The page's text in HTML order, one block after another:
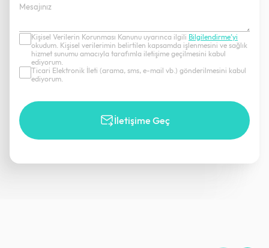
Kişisel Verilerin Korunması Kanunu uyarınca ilgili Bilgilendirme’yi
okudum. Kişisel verilerimin belirtilen kapsamda işlenmesini ve sağlık
hizmet sunumu amacıyla tarafımla iletişime geçilmesini kabul
ediyorum.
Ticari Elektronik İleti (arama, sms, e-mail vb.) gönderilmesini kabul
ediyorum.
İletişime Geç